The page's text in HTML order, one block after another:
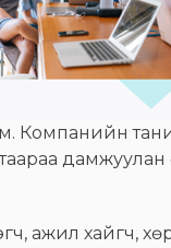
ажил хайгч,